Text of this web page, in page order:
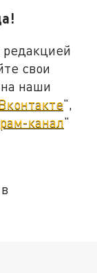
редакцией
свои
наши
",
канал"